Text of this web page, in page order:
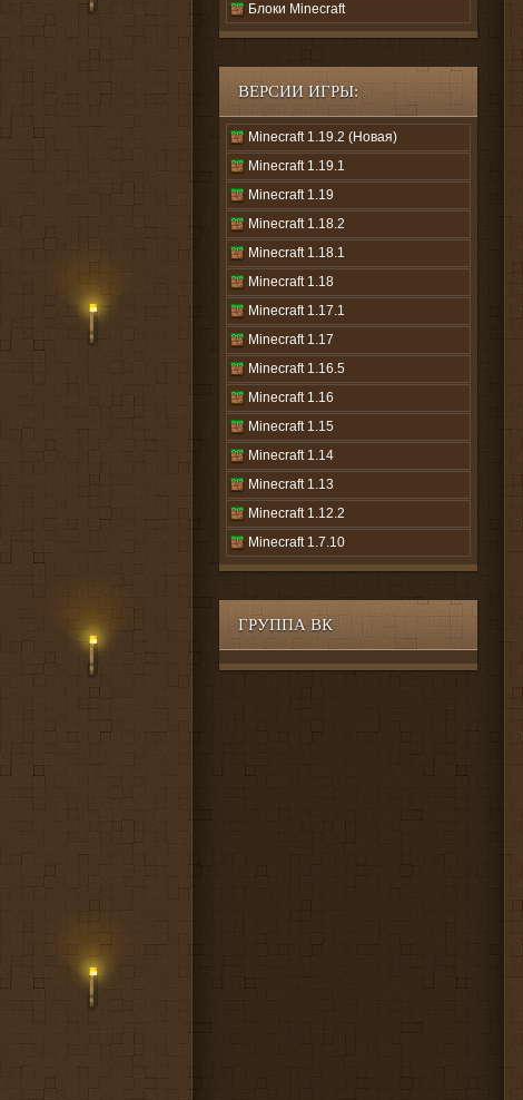
Блоки Minecraft
ВЕРСИИ ИГРЫ:
Minecraft 1.19.2 (Новая)
Minecraft 1.19.1
Minecraft 1.19
Minecraft 1.18.2
Minecraft 1.18.1
Minecraft 1.18
Minecraft 1.17.1
Minecraft 1.17
Minecraft 1.16.5
Minecraft 1.16
Minecraft 1.15
Minecraft 1.14
Minecraft 1.13
Minecraft 1.12.2
Minecraft 1.7.10
ГРУППА ВК